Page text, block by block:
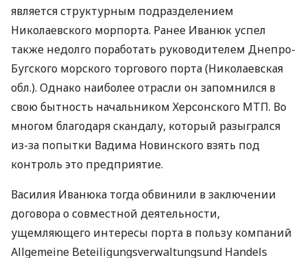
является структурным подразделением
Николаевского морпорта. Ранее Иванюк успел
также недолго поработать руководителем Днепро-
Бугского морского торгового порта (Николаевская
обл.). Однако наиболее отрасли он запомнился в
свою бытность начальником Херсонского МТП. Во
многом благодаря скандалу, который разыгрался
из-за попытки Вадима Новинского взять под
контроль это предприятие.
Василия Иванюка тогда обвинили в заключении
договора о совместной деятельности,
ущемляющего интересы порта в пользу компаний
Allgemeine Beteiligungsverwaltungsund Handels